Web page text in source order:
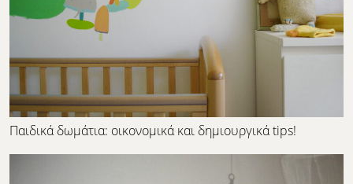
Παιδικά δωμάτια: οικονομικά και δημιουργικά tips!